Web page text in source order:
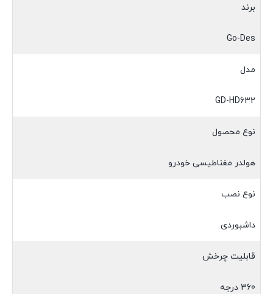
برند
Go-Des
مدل
GD-HD632
نوع محصول
هولدر مغناطیسی خودرو
نوع نصب
داشبوردی
قابلیت چرخش
360 درجه